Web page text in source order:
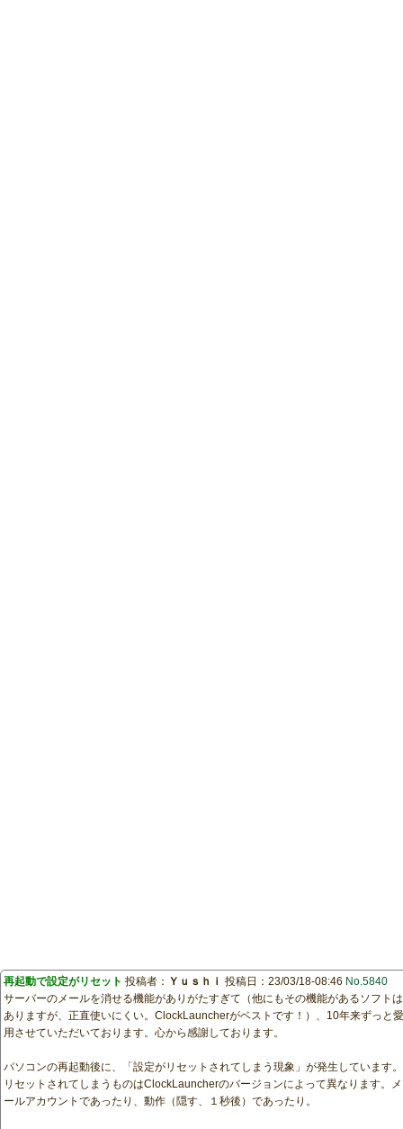
再起動で設定がリセット 投稿者： Ｙｕｓｈｉ 投稿日：23/03/18-08:46 No.5840
サーバーのメールを消せる機能がありがたすぎて（他にもその機能があるソフトは
ありますが、正直使いにくい。ClockLauncherがベストです！）、10年来ずっと愛
用させていただいております。心から感謝しております。
パソコンの再起動後に、「設定がリセットされてしまう現象」が発生しています。
リセットされてしまうものはClockLauncherのバージョンによって異なります。メ
ールアカウントであったり、動作（隠す、１秒後）であったり。